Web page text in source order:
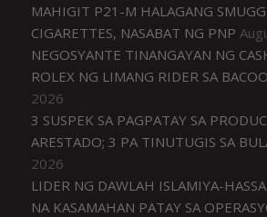
MAHIGIT P21-M HALAGANG
CIGARETTES, NASABAT NG PNP
NEGOSYANTE TINANGAYAN NG
ROLEX NG LIMANG RIDER SA
2026
3 SUSPEK SA PAGPATAY SA
ARESTADO; 3 PA TINUTUGIS SA
2026
LIDER NG DAWLAH ISLAMIYA-
NA KASAMAHAN PATAY SA